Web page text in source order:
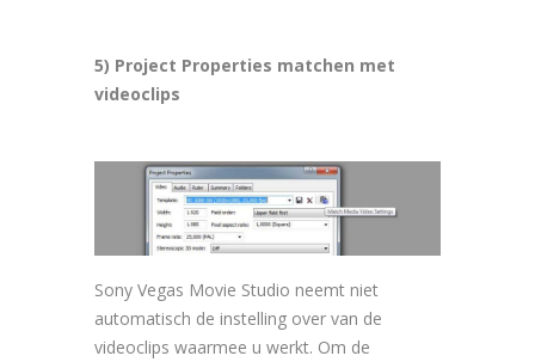
5) Project Properties matchen met
videoclips
Sony Vegas Movie Studio neemt niet
automatisch de instelling over van de
videoclips waarmee u werkt. Om de